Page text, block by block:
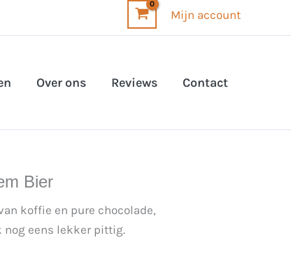
Mijn account
Over ons Reviews Contact
Bier
koffie en pure chocolade,
nog eens lekker pittig.